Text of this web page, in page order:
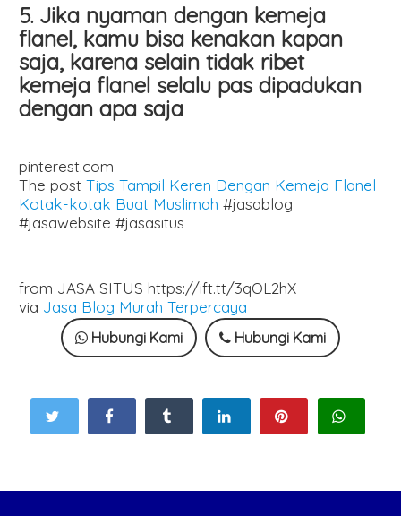
5. Jika nyaman dengan kemeja
flanel, kamu bisa kenakan kapan
saja, karena selain tidak ribet
kemeja flanel selalu pas dipadukan
dengan apa saja
pinterest.com
The postTips Tampil Keren Dengan Kemeja Flanel
Kotak-kotak Buat Muslimah #jasablog
#jasawebsite #jasasitus
from JASA SITUS https://ift.tt/3qOL2hX
via Jasa Blog Murah Terpercaya
Hubungi Kami Hubungi Kami